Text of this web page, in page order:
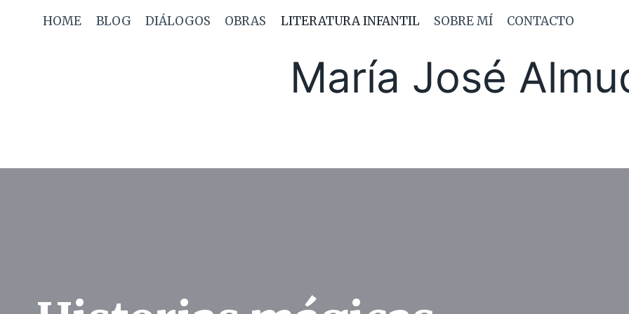
HOME BLOG DIÁLOGOS OBRAS LITERATURA INFANTIL SOBRE MÍ CONTACTO
María José